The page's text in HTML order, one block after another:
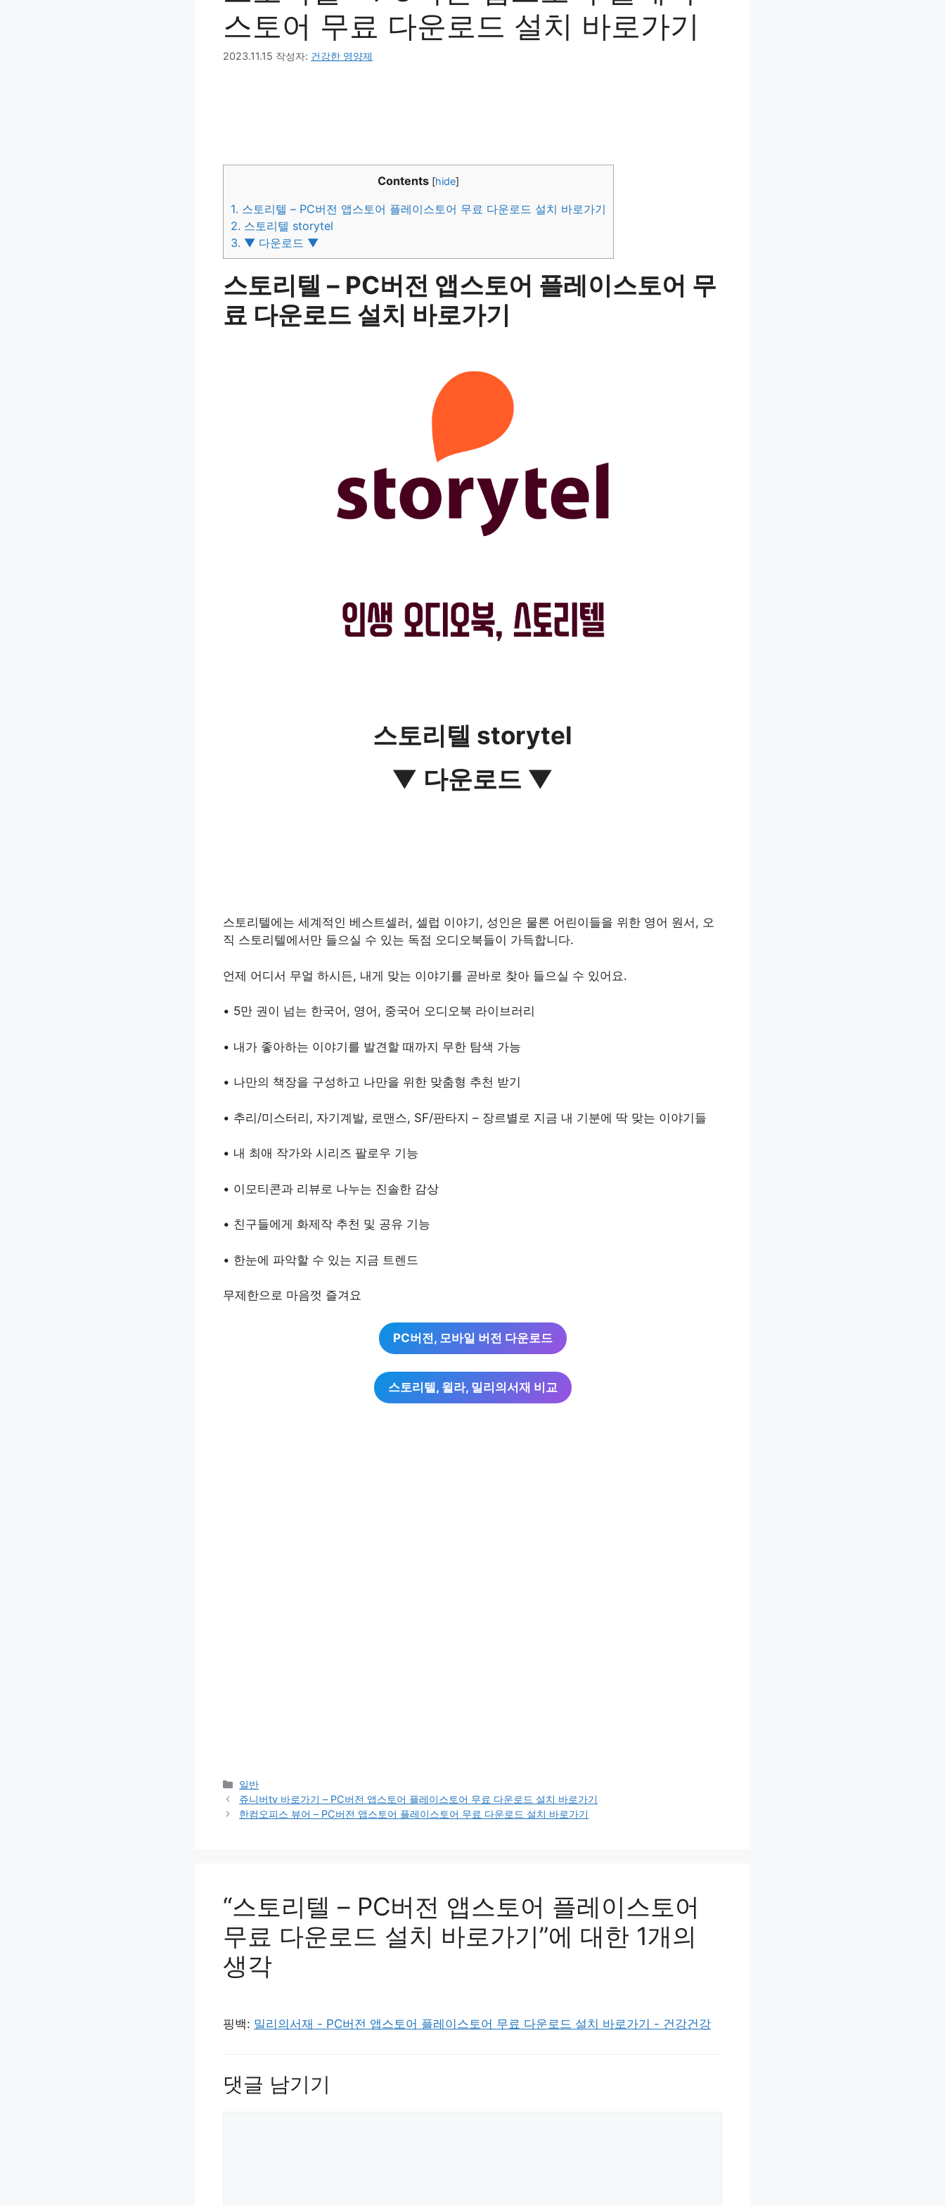
스토어 무료 다운로드 설치 바로가기
2023.11.15 작성자: 건강한 영양제
Contents [hide]
1. 스토리텔 – PC버전 앱스토어 플레이스토어 무료 다운로드 설치 바로가기
2. 스토리텔 storytel
3. ▼ 다운로드 ▼
스토리텔 – PC버전 앱스토어 플레이스토어 무
료 다운로드 설치 바로가기
스토리텔 storytel
▼ 다운로드 ▼
스토리텔에는 세계적인 베스트셀러, 셀럽 이야기, 성인은 물론 어린이들을 위한 영어 원서, 오
직 스토리텔에서만 들으실 수 있는 독점 오디오북들이 가득합니다.
언제 어디서 무얼 하시든, 내게 맞는 이야기를 곧바로 찾아 들으실 수 있어요.
• 5만 권이 넘는 한국어, 영어, 중국어 오디오북 라이브러리
• 내가 좋아하는 이야기를 발견할 때까지 무한 탐색 가능
• 나만의 책장을 구성하고 나만을 위한 맞춤형 추천 받기
• 추리/미스터리, 자기계발, 로맨스, SF/판타지 – 장르별로 지금 내 기분에 딱 맞는 이야기들
• 내 최애 작가와 시리즈 팔로우 기능
• 이모티콘과 리뷰로 나누는 진솔한 감상
• 친구들에게 화제작 추천 및 공유 기능
• 한눈에 파악할 수 있는 지금 트렌드
무제한으로 마음껏 즐겨요
PC버전, 모바일 버전 다운로드
스토리텔, 윌라, 밀리의서재 비교
카
테
고
일반
쥬니버tv 바로가기 – PC버전 앱스토어 플레이스토어 무료 다운로드 설치 바로가기
한컴오피스 뷰어 – PC버전 앱스토어 플레이스토어 무료 다운로드 설치 바로가기
“스토리텔 – PC버전 앱스토어 플레이스토어
무료 다운로드 설치 바로가기”에 대한 1개의
생각
핑백: 밀리의서재 - PC버전 앱스토어 플레이스토어 무료 다운로드 설치 바로가기 - 건강건강
댓글 남기기